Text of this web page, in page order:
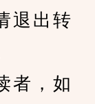
退出转
，如